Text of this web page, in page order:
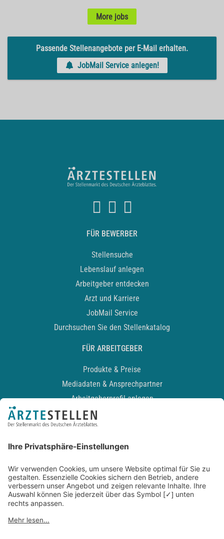
More jobs
Passende Stellenangebote per E-Mail erhalten.
JobMail Service anlegen!
FÜR BEWERBER
Stellensuche
Lebenslauf anlegen
Arbeitgeber entdecken
Arzt und Karriere
JobMail Service
Durchsuchen Sie den Stellenkatalog
FÜR ARBEITGEBER
Produkte & Preise
Mediadaten & Ansprechpartner
Arbeitgeberprofil anlegen
Recruiting-Podcast
Kontakt
Datenschutz
Newsletter